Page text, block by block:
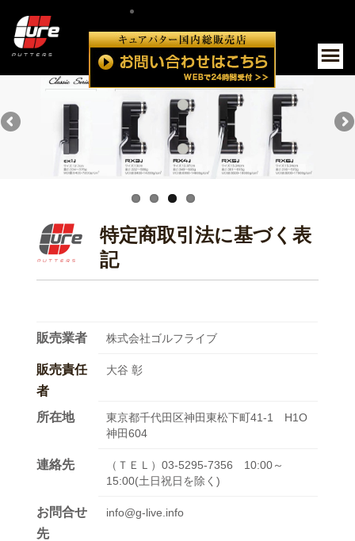
content
特定商取引法に基づく表
記
販売業者 株式会社ゴルフライブ
販売責任
者
大谷 彰
所在地
東京都千代田区神田東松下町41-1 H1O
神田604
連絡先
（ＴＥＬ）03-5295-7356 10:00～
15:00(土日祝日を除く)
お問合せ
先
info@g-live.info